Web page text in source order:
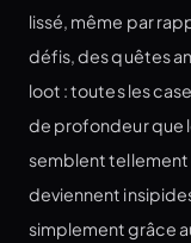
lissé, même par
défis, des quêtes
loot : toutes les
de profondeur que
semblent tellement
deviennent
simplement grâce